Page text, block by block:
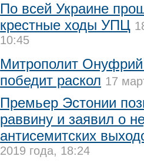
По всей Украине
крестные ходы УПЦ
10:45
Митрополит
победит раскол 17
Премьер Эстонии
раввину и заявил о
антисемитских
2019 года, 18:24